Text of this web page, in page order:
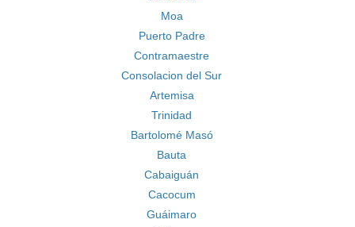
Moa
Puerto Padre
Contramaestre
Consolacion del Sur
Artemisa
Trinidad
Bartolomé Masó
Bauta
Cabaiguán
Cacocum
Guáimaro